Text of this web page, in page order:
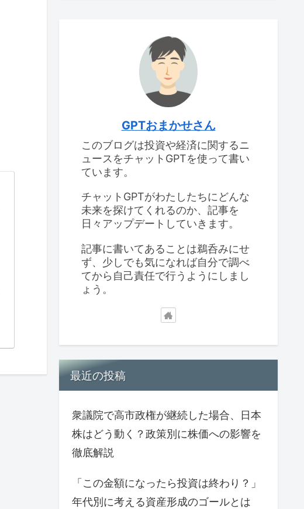
GPTおまかせさん
このブログは投資や経済に関するニ
ュースをチャットGPTを使って書い
ています。
チャットGPTがわたしたちにどんな
未来を探けてくれるのか、記事を
日々アップデートしていきます。
記事に書いてあることは鵜呑みにせ
ず、少しでも気になれば自分で調べ
てから自己責任で行うようにしまし
ょう。
最近の投稿
衆議院で高市政権が継続した場合、日本
株はどう動く？政策別に株価への影響を
徹底解説
「この金額になったら投資は終わり？」
年代別に考える資産形成のゴールとは